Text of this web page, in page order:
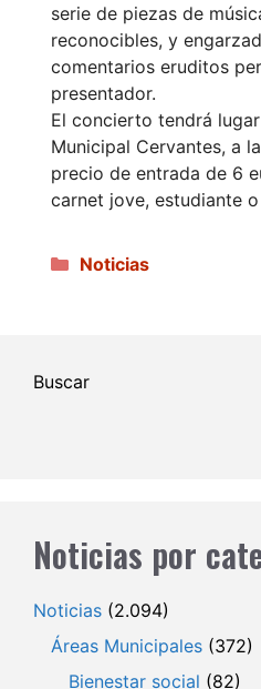
serie de piezas de
reconocibles, y
comentarios eruditos
presentador.
El concierto tendrá
Municipal Cervantes, a
precio de entrada de 6
carnet jove, estudiante
Categorías
Noticias
Buscar
Noticias por
Noticias (2.094)
Áreas Municipales (372)
Bienestar social (82)